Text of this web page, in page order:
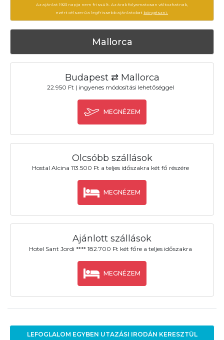
Az ajánlat 1923 napja nem frissült. Az árak folyamatosan változhatnak,
ezért célszerű a legfrissebb ajánlatokat böngészni.
Mallorca
Budapest ⇄ Mallorca
22.950 Ft | ingyenes módosítási lehetőséggel
MEGNÉZEM
Olcsóbb szállások
Hostal Alcina 113.500 Ft a teljes időszakra két fő részére
MEGNÉZEM
Ajánlott szállások
Hotel Sant Jordi **** 182.700 Ft két főre a teljes időszakra
MEGNÉZEM
LEFOGLALOM EGYBEN UTAZÁSI IRODÁN KERESZTÜL